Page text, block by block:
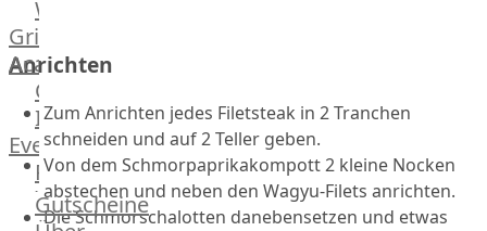
Weber®
Grill
Academy
OTTO@Home
Individuelle
Events
Partner
Kalender
Gutscheine
Anrichten
Zum Anrichten jedes Filetsteak in 2 Tranchen
schneiden und auf 2 Teller geben.
Von dem Schmorpaprikakompott 2 kleine Nocken
abstechen und neben den Wagyu-Filets anrichten.
Die Schmorschalotten danebensetzen und etwas